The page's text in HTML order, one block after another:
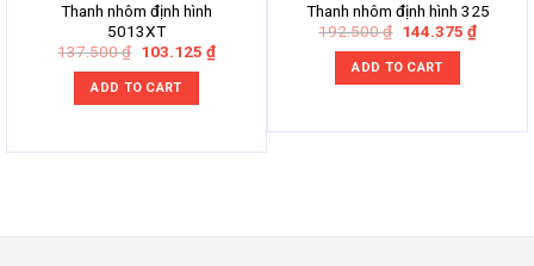
Thanh nhôm định hình
5013XT
137.500₫ Original
was:
137.500 ₫.
103.125 ₫Current
price
ADD TO CART
Thanh nhôm định hình 325
192.500₫ Original
was:
192.500 ₫.
144.375 ₫Current
price
ADD TO CART